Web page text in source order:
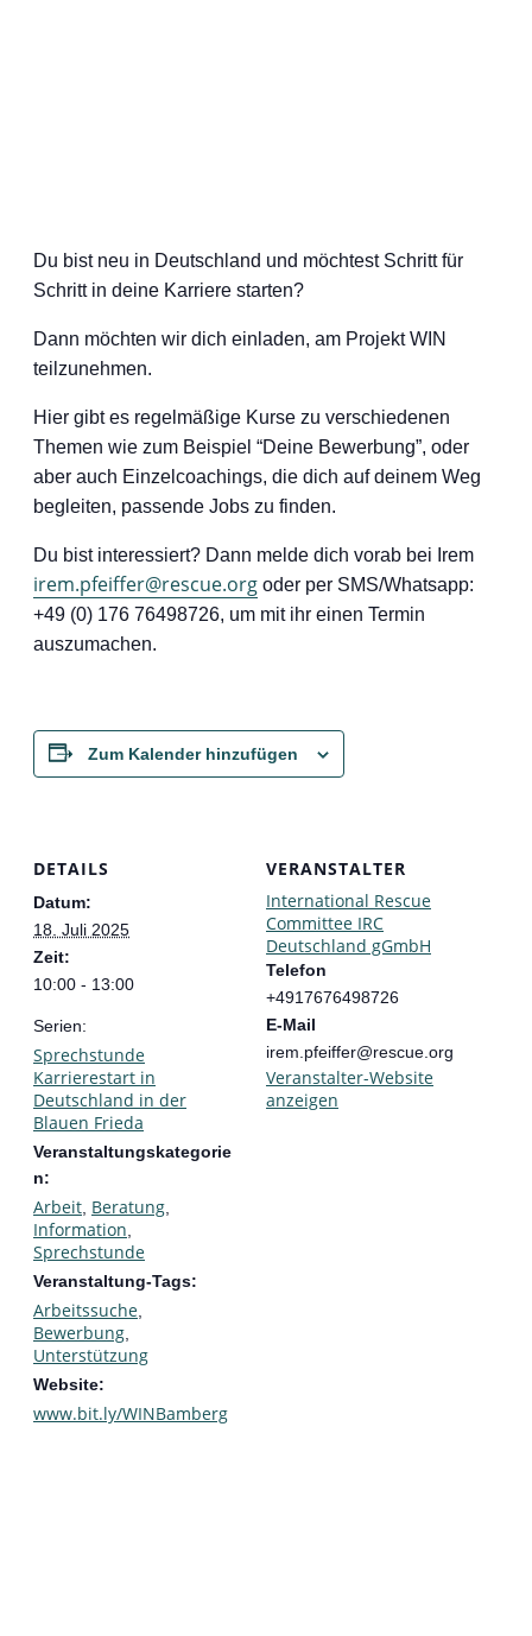
Du bist neu in Deutschland und möchtest Schritt für
Schritt in deine Karriere starten?
Dann möchten wir dich einladen, am Projekt WIN
teilzunehmen.
Hier gibt es regelmäßige Kurse zu verschiedenen
Themen wie zum Beispiel “Deine Bewerbung”, oder
aber auch Einzelcoachings, die dich auf deinem Weg
begleiten, passende Jobs zu finden.
Du bist interessiert? Dann melde dich vorab bei Irem
irem.pfeiffer@rescue.org oder per SMS/Whatsapp:
+49 (0) 176 76498726, um mit ihr einen Termin
auszumachen.
Zum Kalender hinzufügen
DETAILS
Datum:
18. Juli 2025
Zeit:
10:00 - 13:00
Serien:
Sprechstunde
Karrierestart in
Deutschland in der
Blauen Frieda
Veranstaltungskategorie
n:
Arbeit Beratung
Information
Sprechstunde
Veranstaltung-Tags:
Arbeitssuche
Bewerbung
Unterstützung
Website:
www.bit.ly/WINBamberg
VERANSTALTER
International Rescue
Committee IRC
Deutschland gGmbH
Telefon
+4917676498726
E-Mail
irem.pfeiffer@rescue.org
Veranstalter-Website
anzeigen